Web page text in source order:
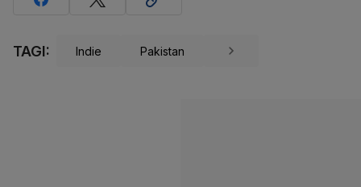
TAGI: Indie Pakistan